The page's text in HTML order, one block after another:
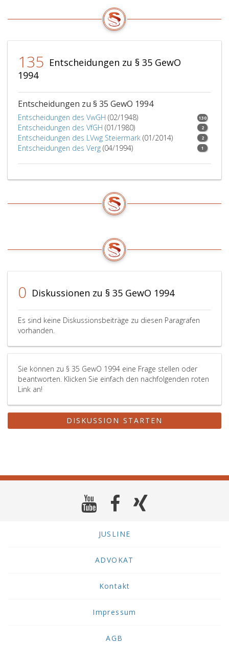
135 Entscheidungen zu § 35 GewO
1994
Entscheidungen zu § 35 GewO 1994
Entscheidungen des VwGH (02/1948) 130
Entscheidungen des VfGH (01/1980) 2
Entscheidungen des LVwg Steiermark (01/2014) 2
Entscheidungen des Verg (04/1994) 1
0 Diskussionen zu § 35 GewO 1994
Es sind keine Diskussionsbeiträge zu diesen Paragrafen
vorhanden.
Sie können zu § 35 GewO 1994 eine Frage stellen oder
beantworten. Klicken Sie einfach den nachfolgenden roten
Link an!
DISKUSSION STARTEN
JUSLINE
ADVOKAT
Kontakt
Impressum
AGB